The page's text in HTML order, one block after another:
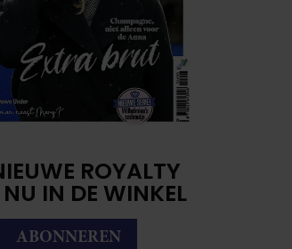
ROYALTY
IN DE WINKEL
ABONNEREN